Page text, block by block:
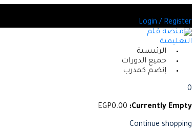
to
content
Login / Register
الرئيسية
جميع الدورات
إنضم كمدرب
0
Currently Empty:
EGP0.00
Continue shopping